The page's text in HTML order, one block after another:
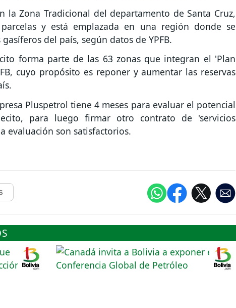
la Zona Tradicional del departamento de Santa Cruz,
y está emplazada en una región donde se
del país, según datos de YPFB.
forma parte de las 63 zonas que integran el 'Plan
cuyo propósito es reponer y aumentar las reservas
Pluspetrol tiene 4 meses para evaluar el potencial
para luego firmar otro contrato de 'servicios
evaluación son satisfactorios.